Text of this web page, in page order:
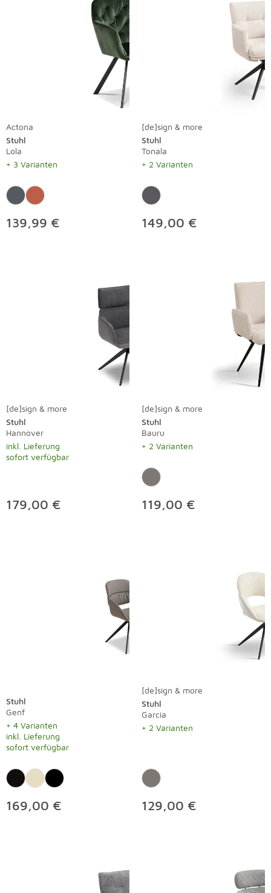
Actona
Stuhl
Lola
+ 3 Varianten
139,99 €
[de]sign & more
Stuhl
Tonala
+ 2 Varianten
149,00 €
[de]sign & more
Stuhl
Hannover
inkl. Lieferung
sofort verfügbar
179,00 €
[de]sign & more
Stuhl
Bauru
+ 2 Varianten
119,00 €
Stuhl
Genf
+ 4 Varianten
inkl. Lieferung
sofort verfügbar
169,00 €
[de]sign & more
Stuhl
Garcia
+ 2 Varianten
129,00 €